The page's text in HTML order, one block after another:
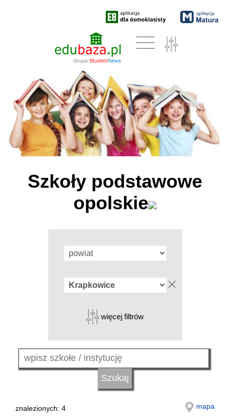
Szkoły podstawowe
opolskie
więcej filtrów
znalezionych: 4 mapa